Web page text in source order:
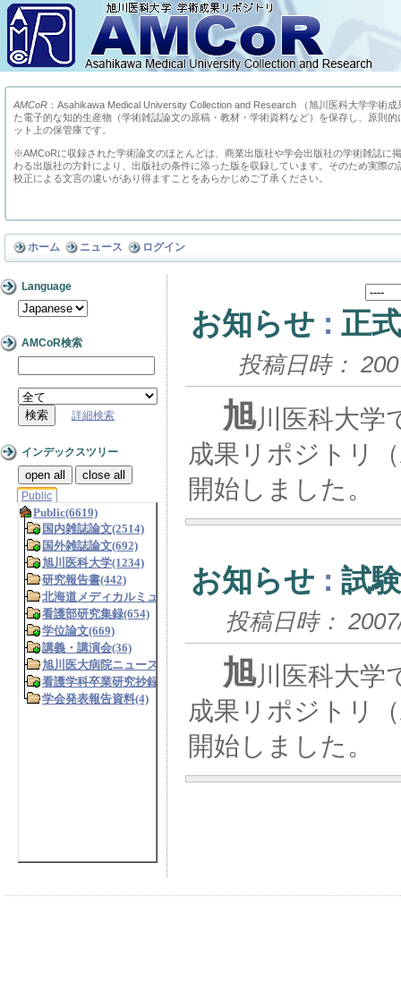
AMCoR ：Asahikawa Medical University Collection and Research （旭川医科大学学術
た電子的な知的生産物（学術雑誌論文の原稿・教材・学術資料など）を保存し、原則
ット上の保管庫です。
※AMCoRに収録された学術論文のほとんどは、商業出版社や学会出版社の学術雑誌に
わる出版社の方針により、出版社の条件に添った版を収録しています。そのため実際
校正による文言の違いがあり得ますことをあらかじめご了承ください。
ホーム ニュース ログイン
Language
AMCoR検索
詳細検索
インデックスツリー
open all close all
Public
お知らせ : 正
投稿日時：
旭川医科大学
成果リポジトリ
開始しました。
お知らせ : 試
投稿日時：
旭川医科大学
成果リポジトリ
開始しました。